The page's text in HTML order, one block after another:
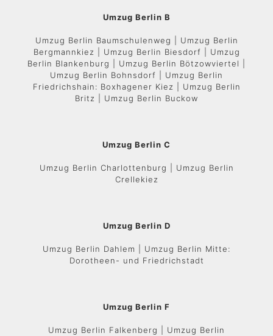
Umzug Berlin B
Umzug Berlin Baumschulenweg | Umzug Berlin
Bergmannkiez | Umzug Berlin Biesdorf | Umzug
Berlin Blankenburg | Umzug Berlin Bötzowviertel |
Umzug Berlin Bohnsdorf | Umzug Berlin
Friedrichshain: Boxhagener Kiez | Umzug Berlin
Britz | Umzug Berlin Buckow
Umzug Berlin C
Umzug Berlin Charlottenburg | Umzug Berlin
Crellekiez
Umzug Berlin D
Umzug Berlin Dahlem | Umzug Berlin Mitte:
Dorotheen- und Friedrichstadt
Umzug Berlin F
Umzug Berlin Falkenberg | Umzug Berlin